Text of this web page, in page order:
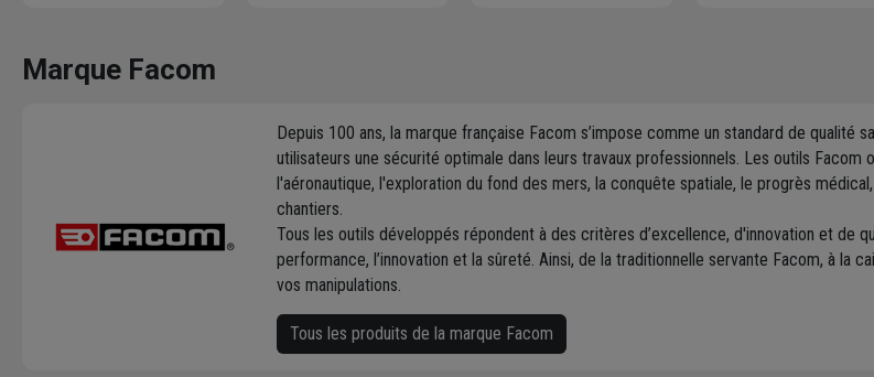
Marque Facom
Depuis 100 ans, la marque française Facom s’impose comme un standard de qualité
utilisateurs une sécurité optimale dans leurs travaux professionnels. Les outils
l'aéronautique, l'exploration du fond des mers, la conquête spatiale, le progrès
chantiers.
Tous les outils développés répondent à des critères d’excellence, d'innovation et de
performance, l’innovation et la sûreté. Ainsi, de la traditionnelle servante Facom, à la
vos manipulations.
Tous les produits de la marque Facom